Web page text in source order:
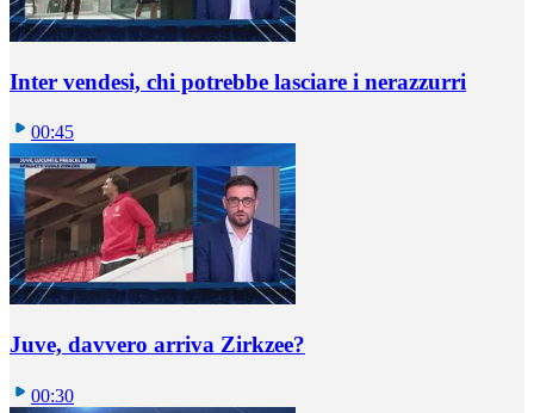
Inter vendesi, chi potrebbe lasciare i nerazzurri
00:45
Juve, davvero arriva Zirkzee?
00:30